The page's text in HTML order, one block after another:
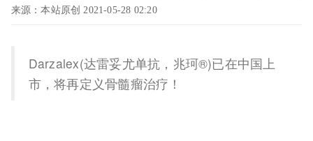
来源：本站原创 2021-05-28 02:20
Darzalex(达雷妥尤单抗，兆珂®)已在中国上
市，将再定义骨髓瘤治疗！